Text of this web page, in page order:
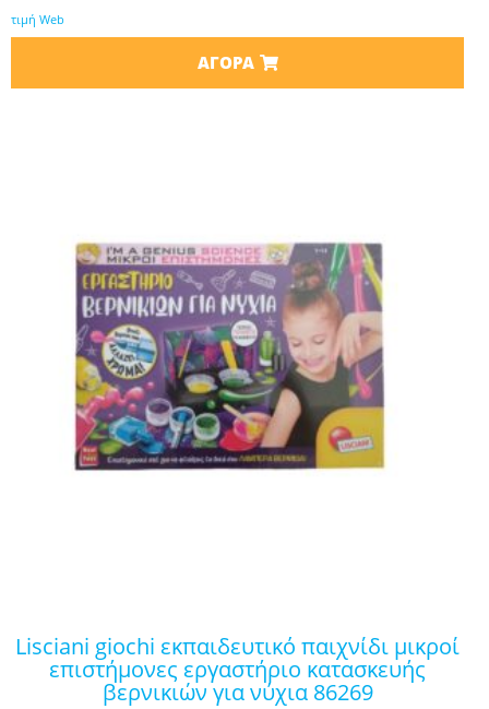
τιμή Web
ΑΓΟΡΆ
lisciani giochi εκπαιδευτικό παιχνίδι μικροί
επιστήμονες εργαστήριο κατασκευής
βερνικιών για νύχια 86269